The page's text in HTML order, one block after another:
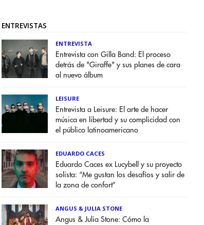
ENTREVISTAS
ENTREVISTA
Entrevista con Gilla Band: El proceso
detrás de "Giraffe" y sus planes de cara
al nuevo álbum
LEISURE
Entrevista a Leisure: El arte de hacer
música en libertad y su complicidad con
el público latinoamericano
EDUARDO CACES
Eduardo Caces ex Lucybell y su proyecto
solista: “Me gustan los desafíos y salir de
la zona de confort”
ANGUS & JULIA STONE
Angus & Julia Stone: Cómo la